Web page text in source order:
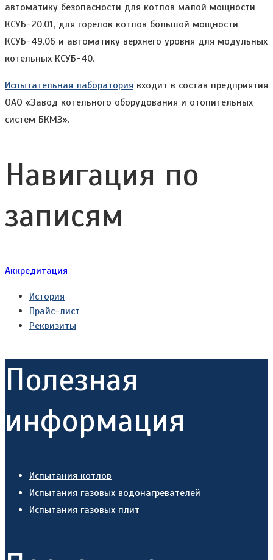
автоматику безопасности для котлов малой мощности
КСУБ-20.01, для горелок котлов большой мощности
КСУБ-49.06 и автоматику верхнего уровня для модульных
котельных КСУБ-40.
Испытательная лаборатория входит в состав предприятия
ОАО «Завод котельного оборудования и отопительных
систем БКМЗ».
Навигация по
записям
Аккредитация
История
Прайс-лист
Реквизиты
Полезная
информация
Испытания котлов
Испытания газовых водонагревателей
Испытания газовых плит